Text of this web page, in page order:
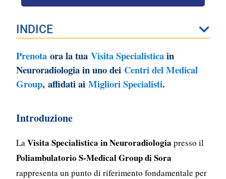
INDICE
Prenota ora la tuaVisita Specialisticain
Neuroradiologia in uno dei Centri del Medical
Group,affidati aiMigliori Specialisti.
Introduzione
LaVisita Specialistica in Neuroradiologia presso il
Poliambulatorio S-Medical Group di Sora
rappresenta un punto di riferimento fondamentale per